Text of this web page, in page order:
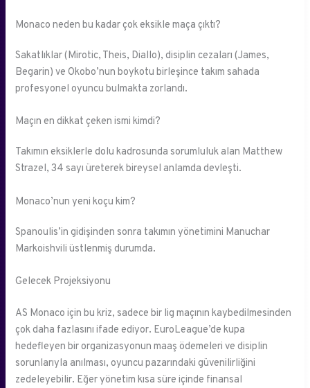
Monaco neden bu kadar çok eksikle maça çıktı?
Sakatlıklar (Mirotic, Theis, Diallo), disiplin cezaları (James,
Begarin) ve Okobo’nun boykotu birleşince takım sahada
profesyonel oyuncu bulmakta zorlandı.
Maçın en dikkat çeken ismi kimdi?
Takımın eksiklerle dolu kadrosunda sorumluluk alan Matthew
Strazel, 34 sayı üreterek bireysel anlamda devleşti.
Monaco’nun yeni koçu kim?
Spanoulis’in gidişinden sonra takımın yönetimini Manuchar
Markoishvili üstlenmiş durumda.
Gelecek Projeksiyonu
AS Monaco için bu kriz, sadece bir lig maçının kaybedilmesinden
çok daha fazlasını ifade ediyor. EuroLeague’de kupa
hedefleyen bir organizasyonun maaş ödemeleri ve disiplin
sorunlarıyla anılması, oyuncu pazarındaki güvenilirliğini
zedeleyebilir. Eğer yönetim kısa süre içinde finansal